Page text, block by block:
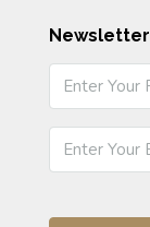
Newsletter